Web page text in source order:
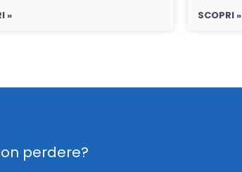
» SCOPRI »
perdere?